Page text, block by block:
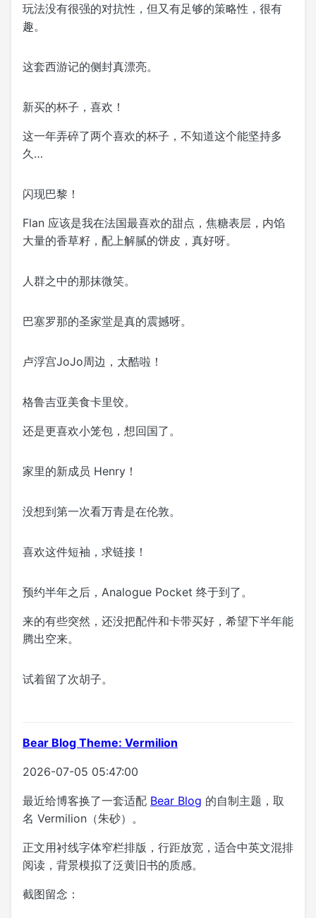
玩法没有很强的对抗性，但又有足够的策略性，很有
趣。
这套西游记的侧封真漂亮。
新买的杯子，喜欢！
这一年弄碎了两个喜欢的杯子，不知道这个能坚持多
久…
闪现巴黎！
Flan 应该是我在法国最喜欢的甜点，焦糖表层，内馅
大量的香草籽，配上解腻的饼皮，真好呀。
人群之中的那抹微笑。
巴塞罗那的圣家堂是真的震撼呀。
卢浮宫JoJo周边，太酷啦！
格鲁吉亚美食卡里饺。
还是更喜欢小笼包，想回国了。
家里的新成员 Henry！
没想到第一次看万青是在伦敦。
喜欢这件短袖，求链接！
预约半年之后，Analogue Pocket 终于到了。
来的有些突然，还没把配件和卡带买好，希望下半年能
腾出空来。
试着留了次胡子。
Bear Blog Theme: Vermilion
2026-07-05 05:47:00
最近给博客换了一套适配 Bear Blog 的自制主题，取
名 Vermilion（朱砂）。
正文用衬线字体窄栏排版，行距放宽，适合中英文混排
阅读，背景模拟了泛黄旧书的质感。
截图留念：